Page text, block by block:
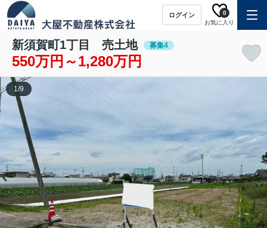
ログイン
お気に入り
0
新須賀町1丁目 売土地 募集4
550万円～1,280万円
1/9